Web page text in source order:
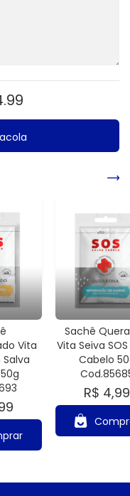
Vita
Salva
Sachê
Vita Seiva
Cabelo
R$ 4,99